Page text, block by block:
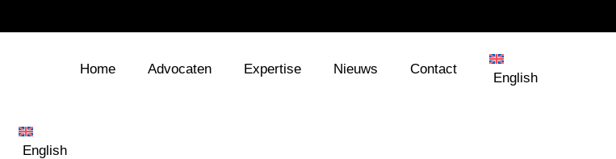
Home Advocaten Expertise Nieuws Contact
English
English